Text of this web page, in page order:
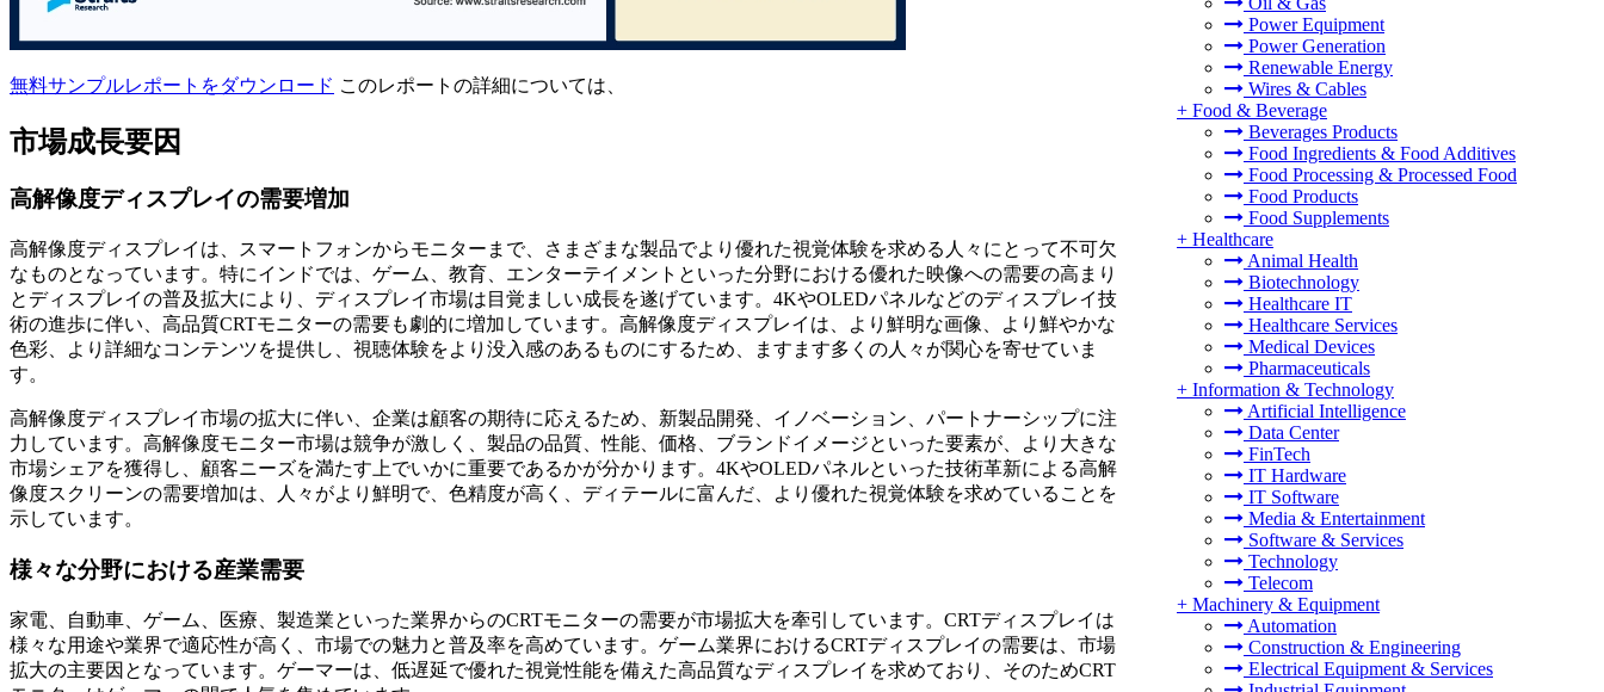
Power Equipment
Power Generation
Renewable Energy
Wires & Cables
+ Food & Beverage
Beverages Products
Food Ingredients & Food Additives
Food Processing & Processed Food
Food Products
Food Supplements
+ Healthcare
Animal Health
Biotechnology
Healthcare IT
Healthcare Services
Medical Devices
Pharmaceuticals
+ Information & Technology
Artificial Intelligence
Data Center
FinTech
IT Hardware
IT Software
Media & Entertainment
Software & Services
Technology
Telecom
+ Machinery & Equipment
Automation
Construction & Engineering
Electrical Equipment & Services
無料サンプルレポートをダウンロード このレポートの詳細については、
市場成長要因
高解像度ディスプレイの需要増加
高解像度ディスプレイは、スマートフォンからモニターまで、さまざまな製品でより優れた視覚体験を求める人々にとって不可欠
なものとなっています。特にインドでは、ゲーム、教育、エンターテイメントといった分野における優れた映像への需要の高まり
とディスプレイの普及拡大により、ディスプレイ市場は目覚ましい成長を遂げています。4KやOLEDパネルなどのディスプレイ技
術の進歩に伴い、高品質CRTモニターの需要も劇的に増加しています。高解像度ディスプレイは、より鮮明な画像、より鮮やかな
色彩、より詳細なコンテンツを提供し、視聴体験をより没入感のあるものにするため、ますます多くの人々が関心を寄せていま
す。
高解像度ディスプレイ市場の拡大に伴い、企業は顧客の期待に応えるため、新製品開発、イノベーション、パートナーシップに注
力しています。高解像度モニター市場は競争が激しく、製品の品質、性能、価格、ブランドイメージといった要素が、より大きな
市場シェアを獲得し、顧客ニーズを満たす上でいかに重要であるかが分かります。4KやOLEDパネルといった技術革新による高解
像度スクリーンの需要増加は、人々がより鮮明で、色精度が高く、ディテールに富んだ、より優れた視覚体験を求めていることを
示しています。
様々な分野における産業需要
家電、自動車、ゲーム、医療、製造業といった業界からのCRTモニターの需要が市場拡大を牽引しています。CRTディスプレイは
様々な用途や​​業界で適応性が高く、市場での魅力と普及率を高めています。ゲーム業界におけるCRTディスプレイの需要は、市場
拡大の主要因となっています。ゲーマーは、低遅延で優れた視覚性能を備えた高品質なディスプレイを求めており、そのためCRT